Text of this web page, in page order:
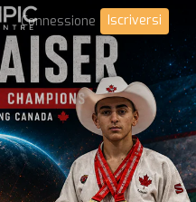
Connessione Iscriversi